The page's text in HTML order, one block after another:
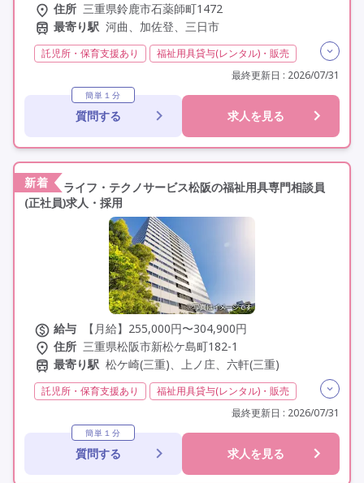
住所 三重県鈴鹿市石薬師町1472
最寄り駅 河曲、加佐登、三日市
託児所・保育支援あり
福祉用具貸与(レンタル)・販売
初任者研修(ヘルパー2級)
日勤のみ
夜勤なし
残業月20時間以内
常勤 社会保険完備
交通費支給
年間休日110日以上
学歴不問
定年60歳以上
車通勤可
最終更新日 : 2026/07/31
簡単１分
質問する 求人を見る
新着
ライフ・テクノサービス松阪の福祉用具専門相談員
(正社員)求人・採用
給与
【月給】255,000円〜304,900円
住所 三重県松阪市新松ケ島町182-1
最寄り駅 松ケ崎(三重)、上ノ庄、六軒(三重)
託児所・保育支援あり
福祉用具貸与(レンタル)・販売
初任者研修(ヘルパー2級)
日勤のみ
夜勤なし
残業月20時間以内
常勤 社会保険完備
交通費支給
年間休日110日以上
学歴不問
最終更新日 : 2026/07/31
簡単１分
質問する 求人を見る